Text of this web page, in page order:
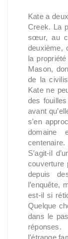
Kate a
Creek. La
sœur, au
deuxième,
la
Mason,
de la
Kate ne
des
avant
s’en
domaine
S’agit-il
couverture
depuis
l’enquête,
est-il si
Quelque
dans le
l’étrange